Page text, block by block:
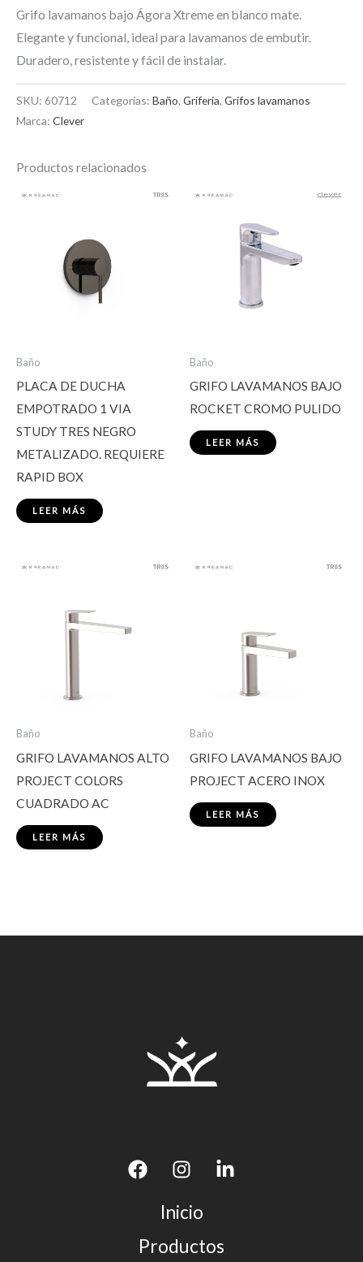
Grifo lavamanos bajo Ágora Xtreme en blanco mate.
Elegante y funcional, ideal para lavamanos de embutir.
Duradero, resistente y fácil de instalar.
SKU: 60712 Categorías: Baño, Grifería, Grifos lavamanos
Marca: Clever
Productos relacionados
Baño
PLACA DE DUCHA
EMPOTRADO 1 VIA
STUDY TRES NEGRO
METALIZADO. REQUIERE
RAPID BOX
LEER MÁS
Baño
GRIFO LAVAMANOS BAJO
ROCKET CROMO PULIDO
LEER MÁS
Baño
GRIFO LAVAMANOS ALTO
PROJECT COLORS
CUADRADO AC
LEER MÁS
Baño
GRIFO LAVAMANOS BAJO
PROJECT ACERO INOX
LEER MÁS
Inicio
Productos